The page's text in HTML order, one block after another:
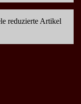
reduzierte Artikel